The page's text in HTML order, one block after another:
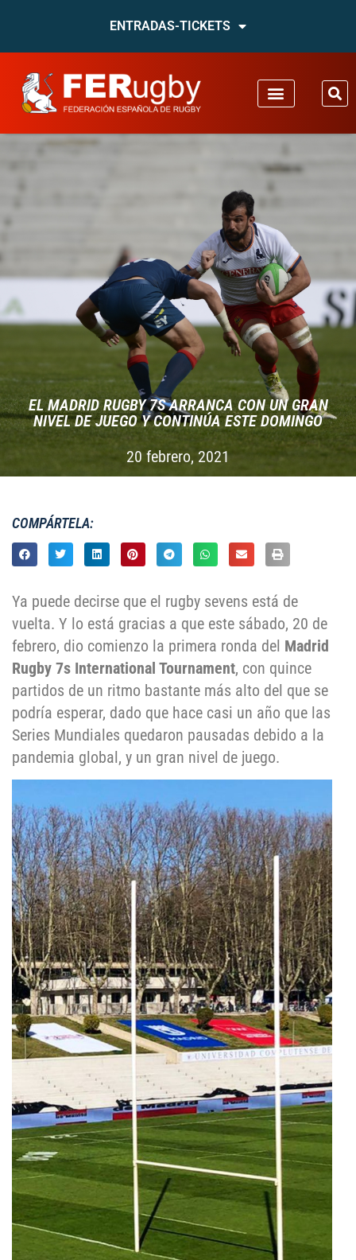
ENTRADAS-TICKETS
EL MADRID RUGBY 7S ARRANCA CON UN GRAN
NIVEL DE JUEGO Y CONTINÚA ESTE DOMINGO
20 febrero, 2021
COMPÁRTELA:
Ya puede decirse que el rugby sevens está de
vuelta. Y lo está gracias a que este sábado, 20 de
febrero, dio comienzo la primera ronda del Madrid
Rugby 7s International Tournament, con quince
partidos de un ritmo bastante más alto del que se
podría esperar, dado que hace casi un año que las
Series Mundiales quedaron pausadas debido a la
pandemia global, y un gran nivel de juego.